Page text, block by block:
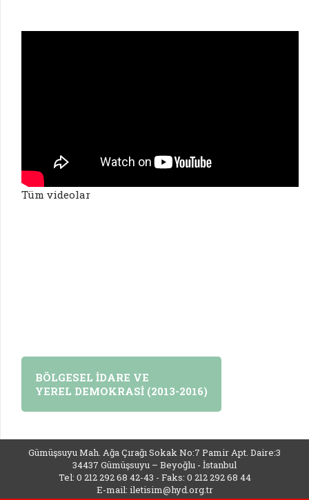
Tüm videolar
BÖLGESEL İDARE VE
YEREL DEMOKRASİ (2013-2016)
Gümüşsuyu Mah. Ağa Çırağı Sokak No:7 Pamir Apt. Daire:3
34437 Gümüşsuyu – Beyoğlu - İstanbul
Tel: 0 212 292 68 42-43 - Faks: 0 212 292 68 44
E-mail: iletisim@hyd.org.tr